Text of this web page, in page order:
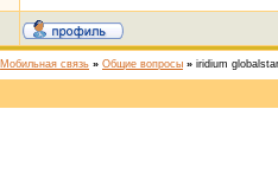
Мобильная связь » Общие вопросы » iridium